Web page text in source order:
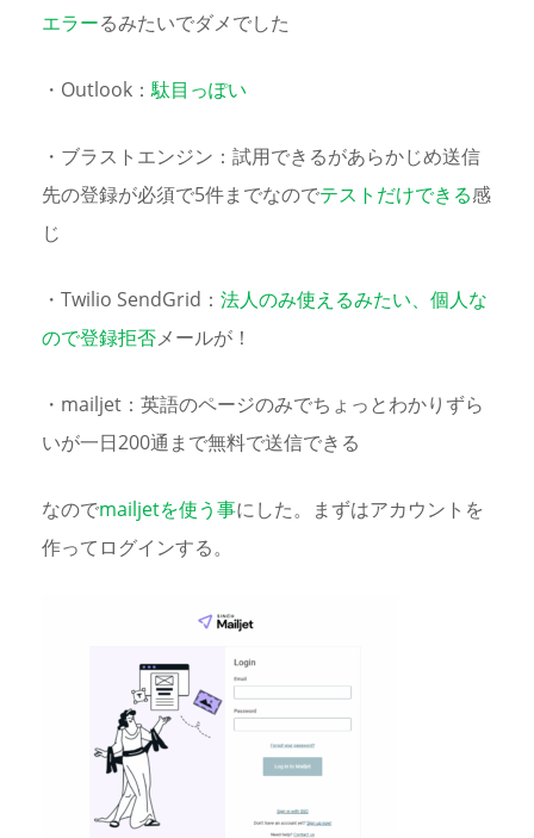
エラーるみたいでダメでした
・Outlook：駄目っぽい
・ブラストエンジン：試用できるがあらかじめ送信
先の登録が必須で5件までなのでテストだけできる感
じ
・ Twilio SendGrid： 法人のみ使えるみたい、個人な
ので登録拒否メールが！
・mailjet：英語のページのみでちょっとわかりずら
いが一日200通まで無料で送信できる
なのでmailjetを使う事にした。まずはアカウントを
作ってログインする。